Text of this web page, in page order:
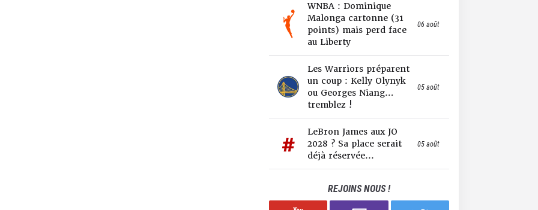
WNBA : Dominique
Malonga cartonne (31
points) mais perd face
au Liberty
06 août
Les Warriors préparent
un coup : Kelly Olynyk
ou Georges Niang…
tremblez !
05 août
LeBron James aux JO
2028 ? Sa place serait
déjà réservée...
05 août
REJOINS NOUS !